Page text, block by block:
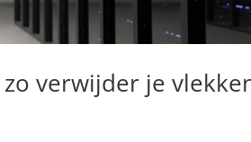
verwijder je